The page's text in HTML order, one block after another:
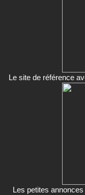
Le site de référence
Les petites